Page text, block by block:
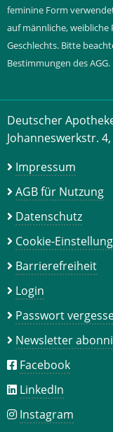
feminine Form
auf männliche, weibliche
Geschlechts. Bitte
Bestimmungen des AGG.
Deutscher
Johanneswerkstr.
Impressum
AGB für Nutzung
Datenschutz
Cookie-
Barrierefreiheit
Login
Passwort
Newsletter
Facebook
LinkedIn
Instagram